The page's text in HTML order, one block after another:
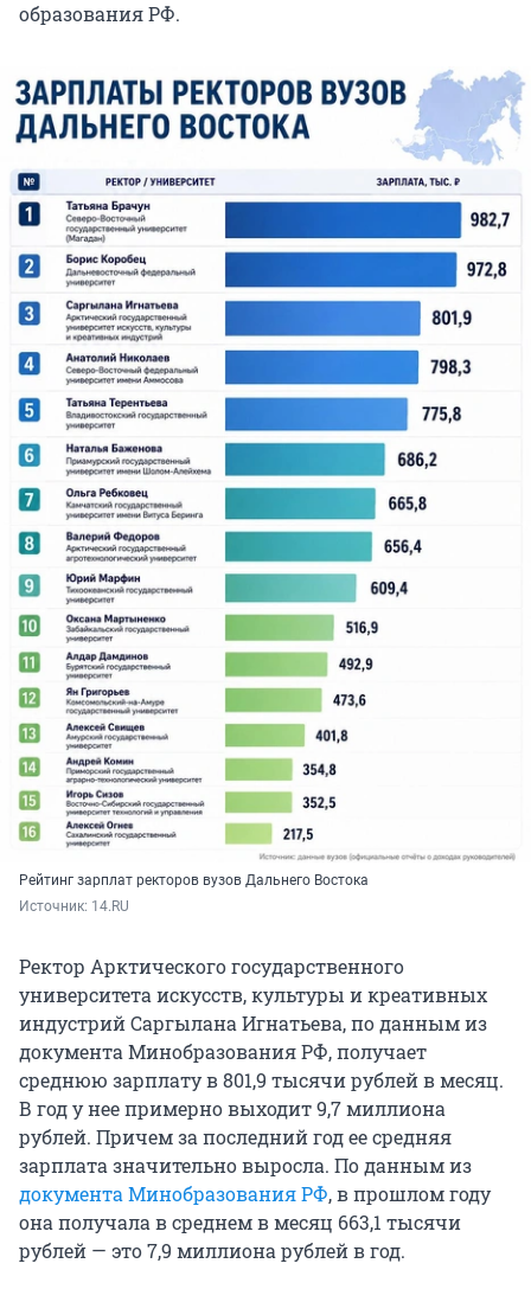
образования РФ.
Рейтинг зарплат ректоров вузов Дальнего Востока
Источник: 14.RU
Ректор Арктического государственного
университета искусств, культуры и креативных
индустрий Саргылана Игнатьева, по данным из
документа Минобразования РФ, получает
среднюю зарплату в 801,9 тысячи рублей в месяц.
В год у нее примерно выходит 9,7 миллиона
рублей. Причем за последний год ее средняя
зарплата значительно выросла. По данным из
документа Минобразования РФ, в прошлом году
она получала в среднем в месяц 663,1 тысячи
рублей — это 7,9 миллиона рублей в год.